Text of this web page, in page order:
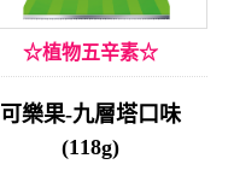
☆植物五辛素☆
可樂果-九層塔口味
(118g)